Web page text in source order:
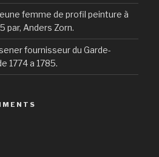
femme de profil peinture à
par, Anders Zorn.
fournisseur du Garde-
1774 a 1785.